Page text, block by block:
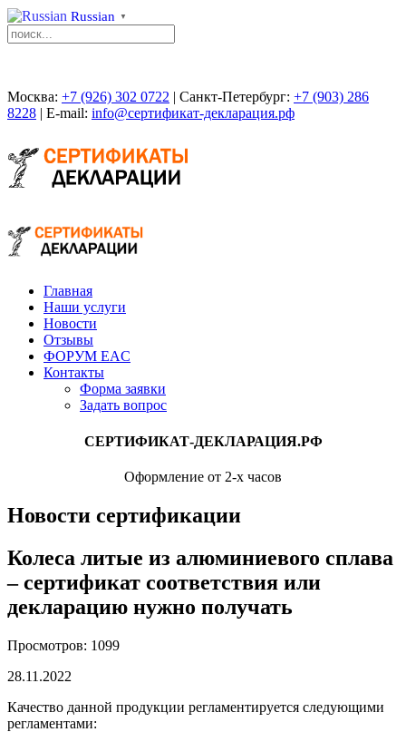
Russian ▼
Москва: +7 (926) 302 0722 | Санкт-Петербург: +7 (903) 286
8228 | E-mail: info@сертификат-декларация.рф
Главная
Наши услуги
Новости
Отзывы
ФОРУМ EAC
Контакты
Форма заявки
Задать вопрос
СЕРТИФИКАТ-ДЕКЛАРАЦИЯ.РФ
Оформление от 2-х часов
Новости сертификации
Колеса литые из алюминиевого сплава
– сертификат соответствия или
декларацию нужно получать
Просмотров: 1099
28.11.2022
Качество данной продукции регламентируется следующими
регламентами: